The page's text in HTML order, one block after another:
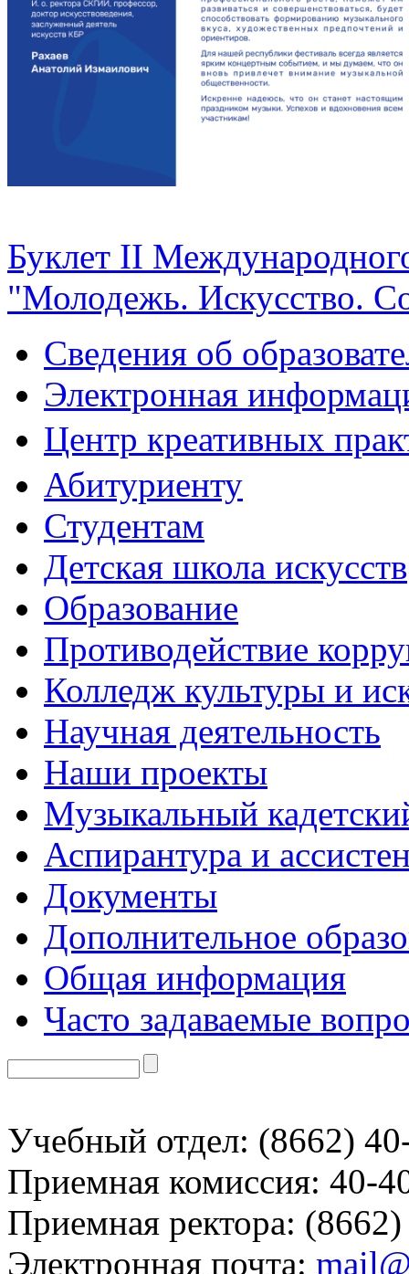
Буклет II
"Молодежь. Искусство.
Сведения об
Электронная
Центр креативных
Абитуриенту
Студентам
Детская школа искусств
Образование
Противодействие
Колледж культуры и
Научная деятельность
Наши проекты
Музыкальный
Аспирантура и
Документы
Дополнительное
Общая информация
Часто задаваемые
Учебный отдел: (8662)
Приемная комиссия: 40-
Приемная ректора:
Электронная почта: